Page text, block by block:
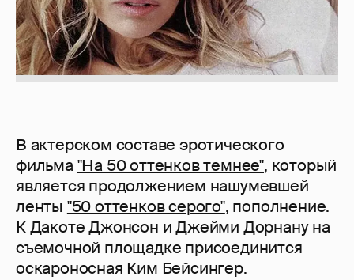
В актерском составе эротического
фильма "На 50 оттенков темнее", который
является продолжением нашумевшей
ленты "50 оттенков серого", пополнение.
К Дакоте Джонсон и Джейми Дорнану на
съемочной площадке присоединится
оскароносная Ким Бейсингер.